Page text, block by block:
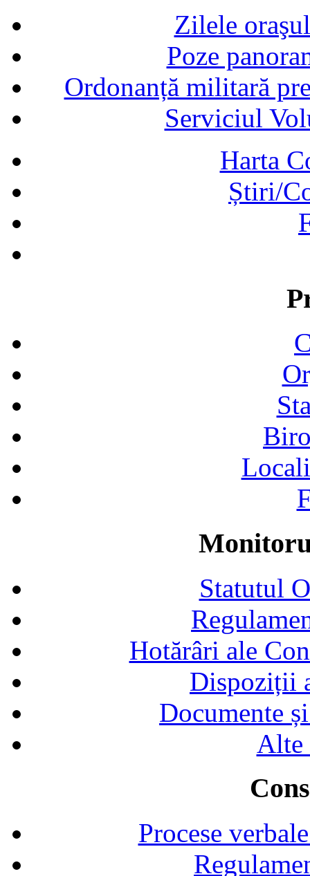
Zilele
Poze
Ordonanță militară
Serviciul
Harta
Știri/
Statutul
Hotărâri ale
Dispoziții
Documente
Alte
Procese